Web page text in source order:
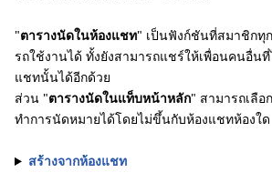
"ตารางนัดในห้องแชท" เป็นฟังก์ชันที่สมาชิกทุ
รถใช้งานได้ ทั้งยังสามารถแชร์ให้เพื่อนคนอื่น
แชทนั้นได้อีกด้วย
ส่วน "ตารางนัดในแท็บหน้าหลัก" สามารถเลือ
ทำการนัดหมายได้โดยไม่ขึ้นกับห้องแชทห้องใด
สร้างจากห้องแชท